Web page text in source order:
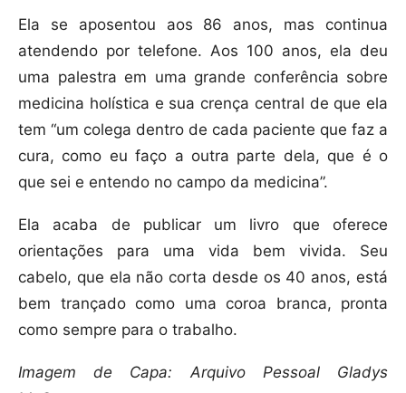
Ela se aposentou aos 86 anos, mas continua
atendendo por telefone. Aos 100 anos, ela deu
uma palestra em uma grande conferência sobre
medicina holística e sua crença central de que ela
tem “um colega dentro de cada paciente que faz a
cura, como eu faço a outra parte dela, que é o
que sei e entendo no campo da medicina”.
Ela acaba de publicar um livro que oferece
orientações para uma vida bem vivida. Seu
cabelo, que ela não corta desde os 40 anos, está
bem trançado como uma coroa branca, pronta
como sempre para o trabalho.
Imagem de Capa: Arquivo Pessoal Gladys